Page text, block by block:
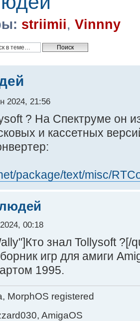
striimii, Vinnny
2024, 21:56
? На Спектруме он
и кассетных
package/text/misc/
00:18
знал Tollysoft ?[/
игр для амиги
1995.
MorphOS registered
AmigaOS